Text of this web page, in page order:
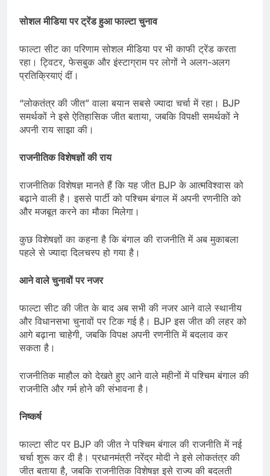
सोशल मीडिया पर ट्रेंड हुआ फाल्टा चुनाव
फाल्टा सीट का परिणाम सोशल मीडिया पर भी काफी ट्रेंड करता
रहा। ट्विटर, फेसबुक और इंस्टाग्राम पर लोगों ने अलग-अलग
प्रतिक्रियाएं दीं।
“लोकतंत्र की जीत” वाला बयान सबसे ज्यादा चर्चा में रहा। BJP
समर्थकों ने इसे ऐतिहासिक जीत बताया, जबकि विपक्षी समर्थकों ने
अपनी राय साझा की।
राजनीतिक विशेषज्ञों की राय
राजनीतिक विशेषज्ञ मानते हैं कि यह जीत BJP के आत्मविश्वास को
बढ़ाने वाली है। इससे पार्टी को पश्चिम बंगाल में अपनी रणनीति को
और मजबूत करने का मौका मिलेगा।
कुछ विशेषज्ञों का कहना है कि बंगाल की राजनीति में अब मुकाबला
पहले से ज्यादा दिलचस्प हो गया है।
आने वाले चुनावों पर नजर
फाल्टा सीट की जीत के बाद अब सभी की नजर आने वाले स्थानीय
और विधानसभा चुनावों पर टिक गई है। BJP इस जीत की लहर को
आगे बढ़ाना चाहेगी, जबकि विपक्ष अपनी रणनीति में बदलाव कर
सकता है।
राजनीतिक माहौल को देखते हुए आने वाले महीनों में पश्चिम बंगाल की
राजनीति और गर्म होने की संभावना है।
निष्कर्ष
फाल्टा सीट पर BJP की जीत ने पश्चिम बंगाल की राजनीति में नई
चर्चा शुरू कर दी है। प्रधानमंत्री नरेंद्र मोदी ने इसे लोकतंत्र की
जीत बताया है, जबकि राजनीतिक विशेषज्ञ इसे राज्य की बदलती